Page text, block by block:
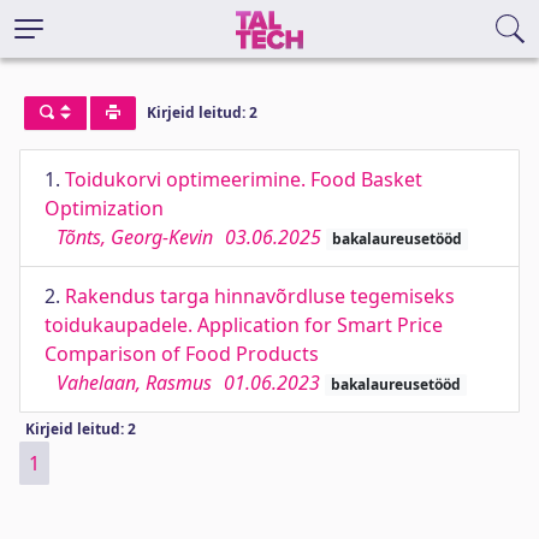
Kirjeid leitud: 2
1. Toidukorvi optimeerimine. Food Basket
Optimization
Tõnts, Georg-Kevin 03.06.2025 bakalaureusetööd
2. Rakendus targa hinnavõrdluse tegemiseks
toidukaupadele. Application for Smart Price
Comparison of Food Products
Vahelaan, Rasmus 01.06.2023 bakalaureusetööd
Kirjeid leitud: 2
1